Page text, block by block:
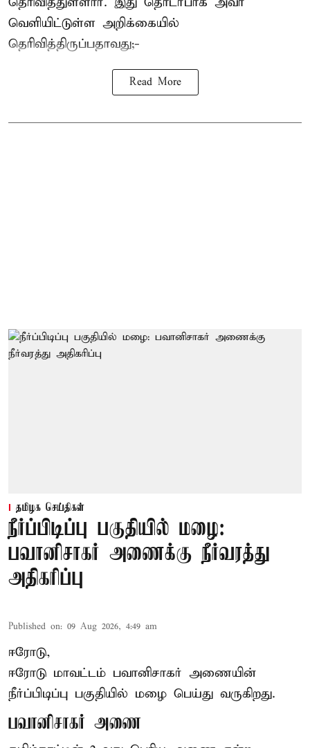
வெளியிட்டுள்ள அறிக்கையில்
தெரிவித்திருப்பதாவது;-
Read More
தமிழக செய்திகள்
நீர்ப்பிடிப்பு பகுதியில் மழை:
பவானிசாகர் அணைக்கு நீர்வரத்து
அதிகரிப்பு
Published on: 09 Aug 2026, 4:49 am
ஈரோடு,
ஈரோடு மாவட்டம் பவானிசாகர் அணையின்
நீர்ப்பிடிப்பு பகுதியில் மழை பெய்து வருகிறது.
பவானிசாகர் அணை